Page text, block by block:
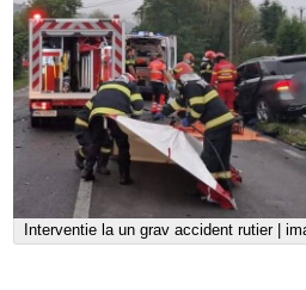
Interventie la un grav accident rutier |